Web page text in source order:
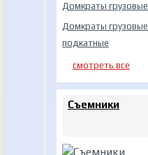
Домкраты грузовые
Домкраты грузовые
подкатные
смотреть все
Съемники